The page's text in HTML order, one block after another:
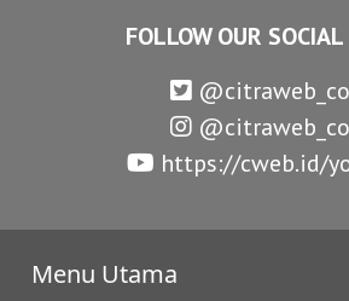
FOLLOW OUR
https://cweb.id/
Menu Utama